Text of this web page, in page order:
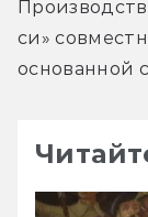
си»
основанной